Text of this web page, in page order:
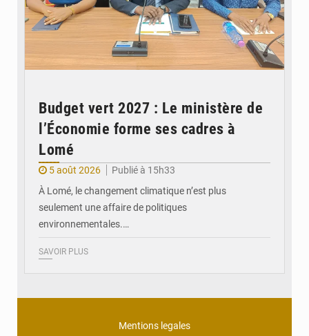
Budget vert 2027 : Le ministère de
l’Économie forme ses cadres à
Lomé
5 août 2026
Publié à 15h33
À Lomé, le changement climatique n’est plus
seulement une affaire de politiques
environnementales.…
SAVOIR PLUS
Mentions legales